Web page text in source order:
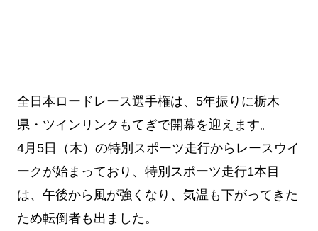
全日本ロードレース選手権は、5年振りに栃木
県・ツインリンクもてぎで開幕を迎えます。
4月5日（木）の特別スポーツ走行からレースウイ
ークが始まっており、特別スポーツ走行1本目
は、午後から風が強くなり、気温も下がってきた
ため転倒者も出ました。